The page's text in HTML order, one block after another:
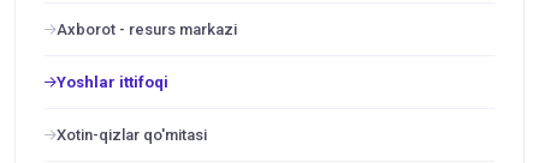
Axborot - resurs markazi
Yoshlar ittifoqi
Xotin-qizlar qo'mitasi